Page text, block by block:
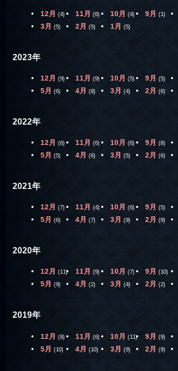
12月 (4) 11月 (6) 10月 (4) 9月 (1)
3月 (5) 2月 (5) 1月 (5)
2023年
12月 (9) 11月 (9) 10月 (5) 9月 (5)
5月 (6) 4月 (8) 3月 (4) 2月 (6)
2022年
12月 (6) 11月 (6) 10月 (6) 9月 (8)
5月 (5) 4月 (6) 3月 (5) 2月 (6)
2021年
12月 (7) 11月 (4) 10月 (6) 9月 (5)
5月 (6) 4月 (7) 3月 (9) 2月 (9)
2020年
12月 (11) 11月 (9) 10月 (7) 9月 (10)
5月 (9) 4月 (2) 3月 (4) 2月 (2)
2019年
12月 (8) 11月 (6) 10月 (11) 9月 (9)
5月 (10) 4月 (10) 3月 (9) 2月 (9)